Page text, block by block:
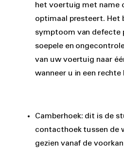
het voertuig met name
optimaal presteert. Het
symptoom van defecte
soepele en
van uw voertuig naar
wanneer u in een
Camberhoek: dit is de
contacthoek tussen de
gezien vanaf de